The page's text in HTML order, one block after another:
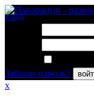
вход
Забыли пароль?
x